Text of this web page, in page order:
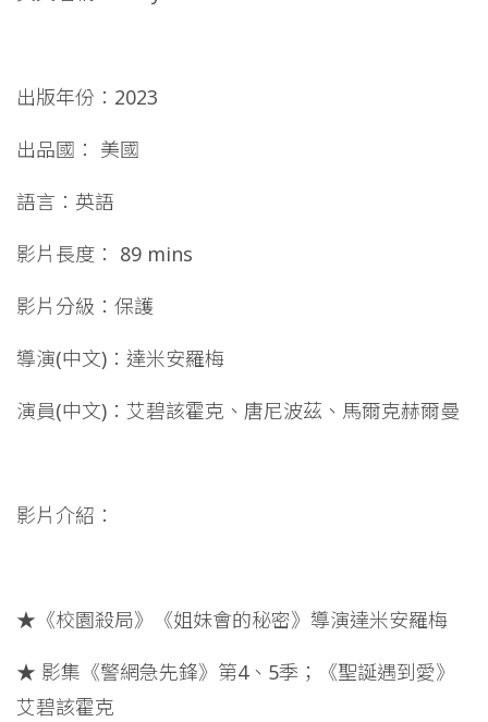
出版年份：2023
出品國： 美國
語言：英語
影片長度： 89 mins
影片分級：保護
導演(中文)：達米安羅梅
演員(中文)：艾碧該霍克、唐尼波茲、馬爾克赫爾曼
影片介紹：
★《校園殺局》《姐妹會的秘密》導演達米安羅梅
★ 影集《警網急先鋒》第4、5季；《聖誕遇到愛》
艾碧該霍克